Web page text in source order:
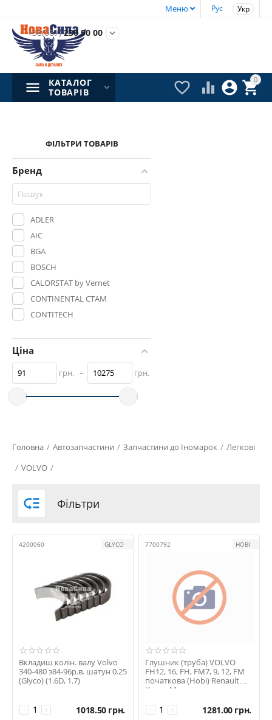
Рус Укр
Меню
+38(067)230 50 00 
0


 
КАТАЛОГ
ТОВАРІВ
ФІЛЬТРИ ТОВАРІВ
Бренд
ADLER
AIC
BGA
BOSCH
CALORSTAT by Vernet
CONTINENTAL CTAM
CONTITECH
Dr.Motor Automotive
DT Spare Parts
GATES
GOETZE
KALE OTO RADYATOR
MAGNETI MARELLI
MAPCO
METZGER
PAYEN
PROFIT
Reinhoch
SKF
Ціна
грн. – грн.
Головна / Автозапчастини / Запчастини до Іномарок / Легкові
/ VOLVO /
 Фільтри
4200060 GLYCO
Вкладиш колін. валу Volvo
340-480 з84-96р.в. шатун 0.25
(Glyco) (1.6D, 1.7)
+
− 1018.50 грн.
7700792 HOBI
Глушник (труба) VOLVO
FH12, 16, FH, FM7, 9, 12, FM
початкова (Hobi) Renault
Kerax, Magn...
+
− 1281.00 грн.